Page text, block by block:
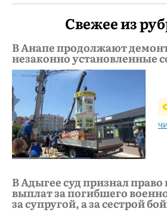
Свежее из
В Анапе продолжают
незаконно установленные
В Адыгее суд признал
выплат за погибшего
за супругой, а за сестрой